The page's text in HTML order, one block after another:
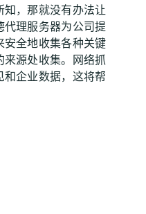
，那就没有办法让
代理服务器为公司提
全地收集各种关键
源处收集。网络抓
企业数据，这将帮